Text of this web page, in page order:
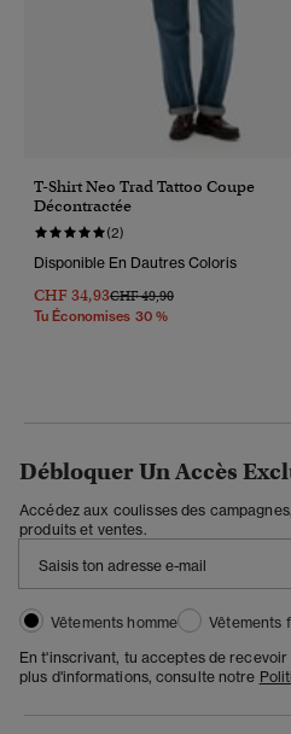
T-Shirt Neo Trad Tattoo Coupe
Décontractée
(2)
Disponible En Dautres Coloris
CHF 34,93Prix Réduit De
CHF 49,90À
Tu Économises 30 %
Débloquer Un Accès
Accédez aux coulisses des
produits et ventes.
Vêtements homme
Vêtements
En t'inscrivant, tu acceptes de
plus d'informations, consulte notre